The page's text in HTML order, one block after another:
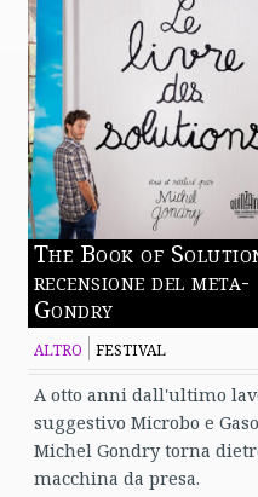
The Book of
recensione del meta-
Gondry
ALTRO FESTIVAL
A otto anni dall'ultimo
suggestivo Microbo e
Michel Gondry torna
macchina da presa.